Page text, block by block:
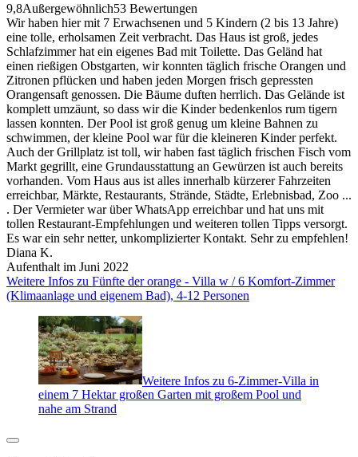
9,8Außergewöhnlich53 Bewertungen
Wir haben hier mit 7 Erwachsenen und 5 Kindern (2 bis 13 Jahre)
eine tolle, erholsamen Zeit verbracht. Das Haus ist groß, jedes
Schlafzimmer hat ein eigenes Bad mit Toilette. Das Geländ hat
einen rießigen Obstgarten, wir konnten täglich frische Orangen und
Zitronen pflücken und haben jeden Morgen frisch gepressten
Orangensaft genossen. Die Bäume duften herrlich. Das Gelände ist
komplett umzäunt, so dass wir die Kinder bedenkenlos rum tigern
lassen konnten. Der Pool ist groß genug um kleine Bahnen zu
schwimmen, der kleine Pool war für die kleineren Kinder perfekt.
Auch der Grillplatz ist toll, wir haben fast täglich frischen Fisch vom
Markt gegrillt, eine Grundausstattung an Gewürzen ist auch bereits
vorhanden. Vom Haus aus ist alles innerhalb kürzerer Fahrzeiten
erreichbar, Märkte, Restaurants, Strände, Städte, Erlebnisbad, Zoo ...
. Der Vermieter war über WhatsApp erreichbar und hat uns mit
tollen Restaurant-Empfehlungen und weiteren tollen Tipps versorgt.
Es war ein sehr netter, unkomplizierter Kontakt. Sehr zu empfehlen!
Diana K.
Aufenthalt im Juni 2022
Weitere Infos zu Fünfte der orange - Villa w / 6 Komfort-Zimmer
(Klimaanlage und eigenem Bad), 4-12 Personen
Weitere Infos zu 6-Zimmer-Villa in
einem 7 Hektar großen Garten mit großem Pool und
nahe am Strand